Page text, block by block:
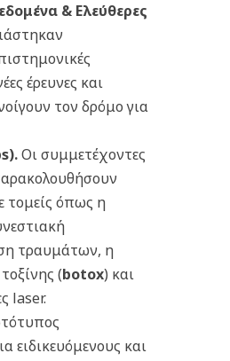
& Ελεύθερες
έρευνες και
τον δρόμο για
Οι συμμετέχοντες
τομείς όπως η
τραυμάτων, η
(botox) και
laser.
ειδικευόμενους και